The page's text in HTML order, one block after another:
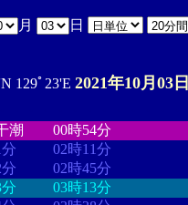
月 日
129ﾟ23'E 2021年10月03
潮
00時54分
分
02時11分
分
02時45分
03時13分